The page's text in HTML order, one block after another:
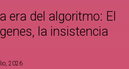
era del algoritmo: El
la insistencia
2026